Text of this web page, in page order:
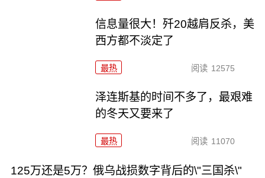
信息量很大！歼20越肩反杀，美
西方都不淡定了
最热 阅读 12575
泽连斯基的时间不多了，最艰难
的冬天又要来了
最热 阅读 11070
125万还是5万？俄乌战损数字背后的\"三国杀\"